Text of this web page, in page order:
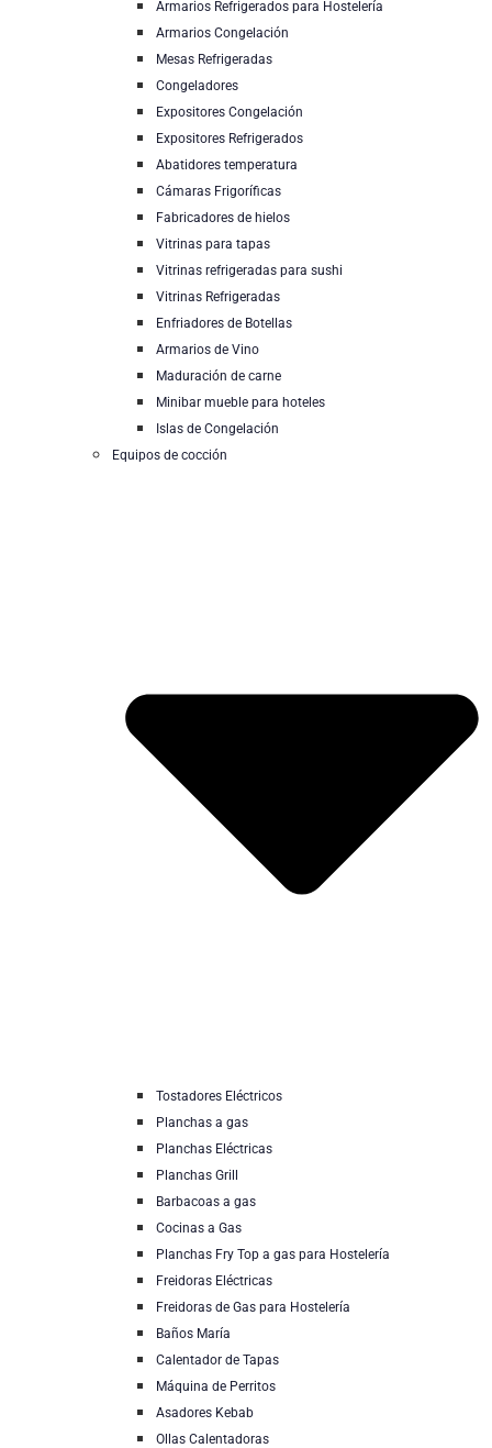
Armarios Refrigerados para Hostelería
Armarios Congelación
Mesas Refrigeradas
Congeladores
Expositores Congelación
Expositores Refrigerados
Abatidores temperatura
Cámaras Frigoríficas
Fabricadores de hielos
Vitrinas para tapas
Vitrinas refrigeradas para sushi
Vitrinas Refrigeradas
Enfriadores de Botellas
Armarios de Vino
Maduración de carne
Minibar mueble para hoteles
Islas de Congelación
Equipos de cocción
Tostadores Eléctricos
Planchas a gas
Planchas Eléctricas
Planchas Grill
Barbacoas a gas
Cocinas a Gas
Planchas Fry Top a gas para Hostelería
Freidoras Eléctricas
Freidoras de Gas para Hostelería
Baños María
Calentador de Tapas
Máquina de Perritos
Asadores Kebab
Ollas Calentadoras